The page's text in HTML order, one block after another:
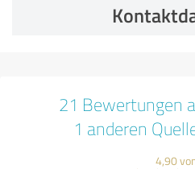
21 Bewertungen
1 anderen
4,90